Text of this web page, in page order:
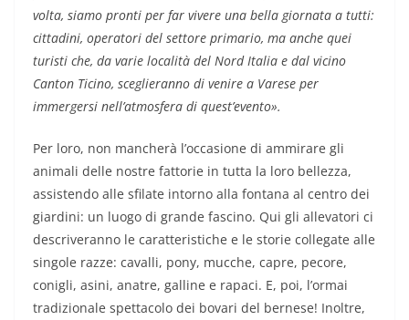
volta, siamo pronti per far vivere una bella giornata a tutti:
cittadini, operatori del settore primario, ma anche quei
turisti che, da varie località del Nord Italia e dal vicino
Canton Ticino, sceglieranno di venire a Varese per
immergersi nell’atmosfera di quest’evento».
Per loro, non mancherà l’occasione di ammirare gli
animali delle nostre fattorie in tutta la loro bellezza,
assistendo alle sfilate intorno alla fontana al centro dei
giardini: un luogo di grande fascino. Qui gli allevatori ci
descriveranno le caratteristiche e le storie collegate alle
singole razze: cavalli, pony, mucche, capre, pecore,
conigli, asini, anatre, galline e rapaci. E, poi, l’ormai
tradizionale spettacolo dei bovari del bernese! Inoltre,